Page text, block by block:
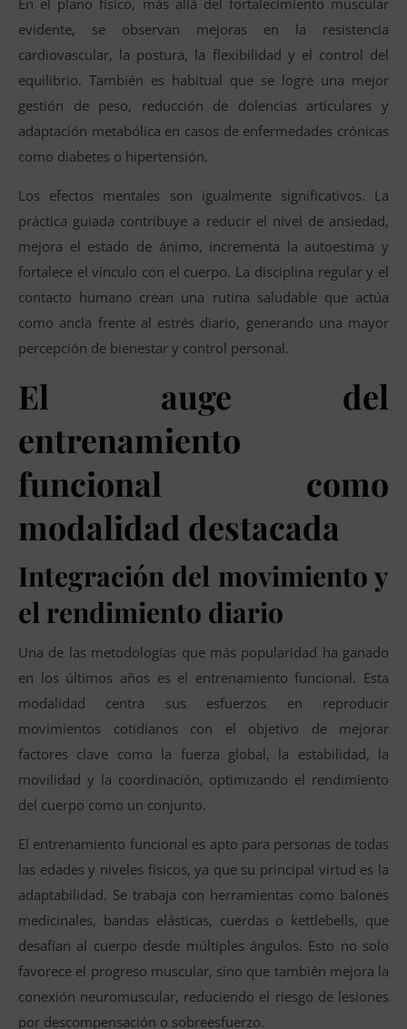
En el plano físico, más allá del fortalecimiento muscular
evidente, se observan mejoras en la resistencia
cardiovascular, la postura, la flexibilidad y el control del
equilibrio. También es habitual que se logre una mejor
gestión de peso, reducción de dolencias articulares y
adaptación metabólica en casos de enfermedades crónicas
como diabetes o hipertensión.
Los efectos mentales son igualmente significativos. La
práctica guiada contribuye a reducir el nivel de ansiedad,
mejora el estado de ánimo, incrementa la autoestima y
fortalece el vínculo con el cuerpo. La disciplina regular y el
contacto humano crean una rutina saludable que actúa
como ancla frente al estrés diario, generando una mayor
percepción de bienestar y control personal.
El auge del
entrenamiento
funcional como
modalidad destacada
Integración del movimiento y
el rendimiento diario
Una de las metodologías que más popularidad ha ganado
en los últimos años es el entrenamiento funcional. Esta
modalidad centra sus esfuerzos en reproducir
movimientos cotidianos con el objetivo de mejorar
factores clave como la fuerza global, la estabilidad, la
movilidad y la coordinación, optimizando el rendimiento
del cuerpo como un conjunto.
El entrenamiento funcional es apto para personas de todas
las edades y niveles físicos, ya que su principal virtud es la
adaptabilidad. Se trabaja con herramientas como balones
medicinales, bandas elásticas, cuerdas o kettlebells, que
desafían al cuerpo desde múltiples ángulos. Esto no solo
favorece el progreso muscular, sino que también mejora la
conexión neuromuscular, reduciendo el riesgo de lesiones
por descompensación o sobreesfuerzo.